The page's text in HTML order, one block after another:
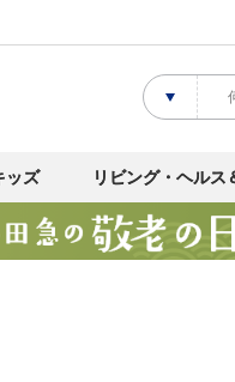
ッズ リビング・ヘルス